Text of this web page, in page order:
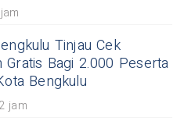
Tinjau Cek
Gratis Bagi 2.000 Peserta
Bengkulu
2 jam